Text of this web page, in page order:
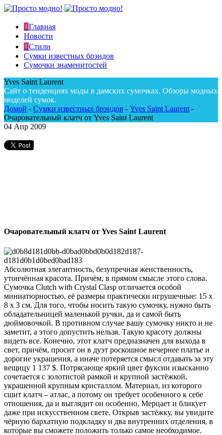
Главная
Новости
Стили
Сумки известных брэндов
Сумочки знаменитостей
Yves Saint Laurent
Сайт о тенденциях моды в дамских сумочках. Обзоры модных
моделей сумок.
Домой - Сумки известных брэндов - Yves Saint Laurent -
Очаровательный клатч от Yves Saint Laurent
04 Апр 2009
Очаровательный клатч от Yves Saint Laurent
Абсолютная элегантность, безупречная женственность,
утончённая красота. Причём, в прямом смысле этого слова.
Сумочка Clutch with Crystal Clasp отличается особой
миниатюрностью, её размеры практически игрушечные: 15 х
8 х 3 см. Для того, чтобы носить такую сумочку, нужно быть
обладательницей маленькой ручки, да и самой быть
дюймовочкой. В противном случае вашу сумочку никто и не
заметит, а этого допустить нельзя. Такую красоту должны
видеть все. Конечно, этот клатч предназначен для выхода в
свет, причём, просит он в дуэт роскошное вечернее платье и
дорогие украшения, а иначе потеряется смысл отдавать за эту
вещицу 1 137 $. Потрясающе яркий цвет фуксии изысканно
сочетается с золотистой рамкой и крупной застёжкой,
украшенной крупным кристаллом. Материал, из которого
сшит клатч – атлас, а потому он требует особенного к себе
отношения, да и выглядит он особенно. Мерцает и бликует
даже при искусственном свете. Открыв застёжку, вы увидите
чёрную бархатную подкладку и два внутренних отделения, в
которые вы сможете положить только самое необходимое.